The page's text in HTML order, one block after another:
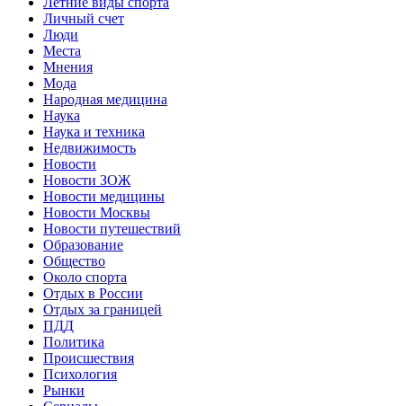
Личный счет
Люди
Места
Мнения
Мода
Народная медицина
Наука
Наука и техника
Недвижимость
Новости
Новости ЗОЖ
Новости медицины
Новости Москвы
Новости путешествий
Образование
Общество
Около спорта
Отдых в России
Отдых за границей
ПДД
Политика
Происшествия
Психология
Рынки